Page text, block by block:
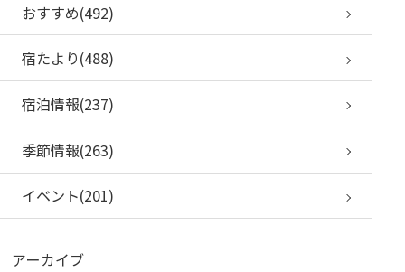
おすすめ(492)
宿たより(488)
宿泊情報(237)
季節情報(263)
イベント(201)
アーカイブ